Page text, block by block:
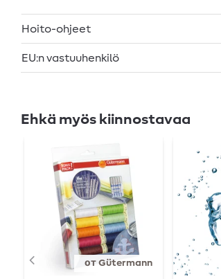
Hoito-ohjeet
EU:n vastuuhenkilö
Ehkä myös kiinnostavaa
от Gütermann